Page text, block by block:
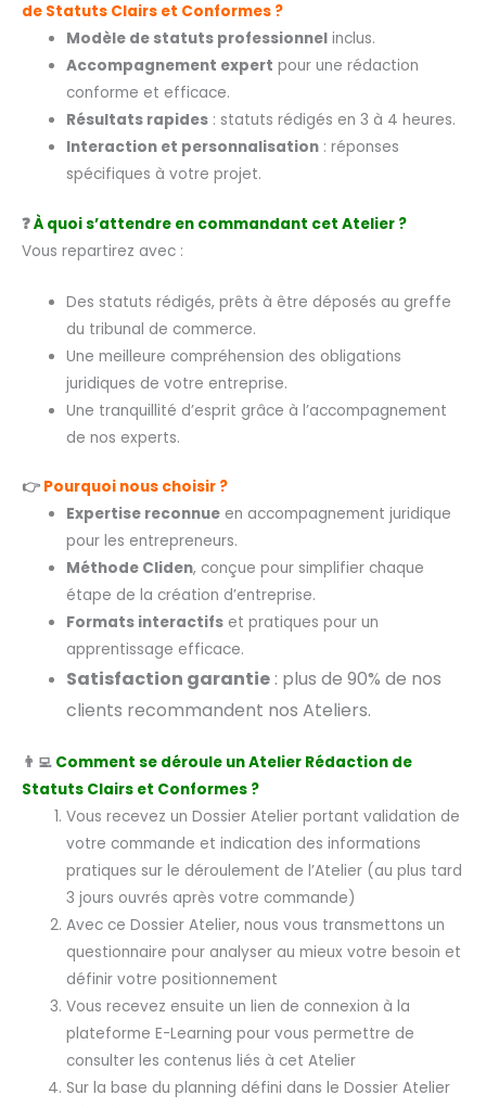
de Statuts Clairs et Conformes ?
Modèle de statuts professionnel inclus.
Accompagnement expert pour une rédaction
conforme et efficace.
Résultats rapides : statuts rédigés en 3 à 4 heures.
Interaction et personnalisation : réponses
spécifiques à votre projet.
❓À quoi s’attendre en commandant cet Atelier ?
Vous repartirez avec :
Des statuts rédigés, prêts à être déposés au greffe
du tribunal de commerce.
Une meilleure compréhension des obligations
juridiques de votre entreprise.
Une tranquillité d’esprit grâce à l’accompagnement
de nos experts.
👉 Pourquoi nous choisir ?
Expertise reconnue en accompagnement juridique
pour les entrepreneurs.
Méthode Cliden, conçue pour simplifier chaque
étape de la création d’entreprise.
Formats interactifs et pratiques pour un
apprentissage efficace.
Satisfaction garantie : plus de 90% de nos
clients recommandent nos Ateliers.
👨‍💻 Comment se déroule un Atelier Rédaction de
Statuts Clairs et Conformes ?
Vous recevez un Dossier Atelier portant validation de
votre commande et indication des informations
pratiques sur le déroulement de l’Atelier (au plus tard
3 jours ouvrés après votre commande)
Avec ce Dossier Atelier, nous vous transmettons un
questionnaire pour analyser au mieux votre besoin et
définir votre positionnement
Vous recevez ensuite un lien de connexion à la
plateforme E-Learning pour vous permettre de
consulter les contenus liés à cet Atelier
Sur la base du planning défini dans le Dossier Atelier